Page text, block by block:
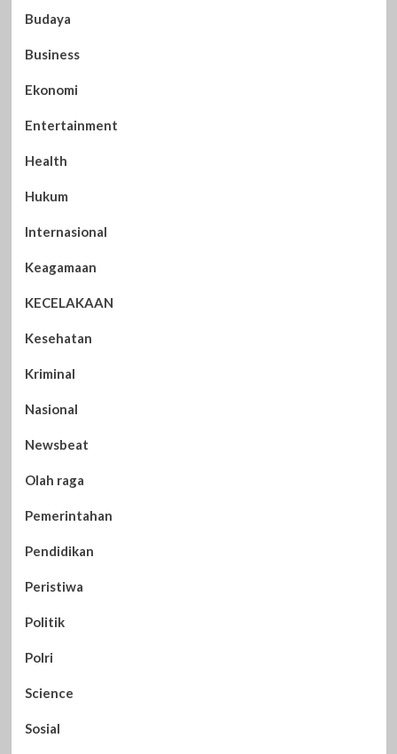
Budaya
Business
Ekonomi
Entertainment
Health
Hukum
Internasional
Keagamaan
KECELAKAAN
Kesehatan
Kriminal
Nasional
Newsbeat
Olah raga
Pemerintahan
Pendidikan
Peristiwa
Politik
Polri
Science
Sosial